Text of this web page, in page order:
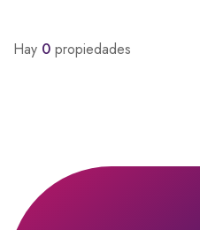
Hay 0 propiedades